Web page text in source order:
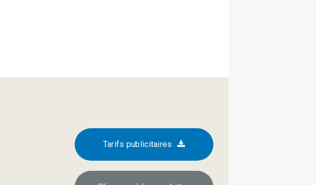
Tarifs publicitaires